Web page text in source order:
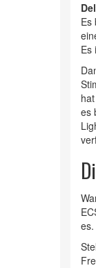
Es
Es
es
es.